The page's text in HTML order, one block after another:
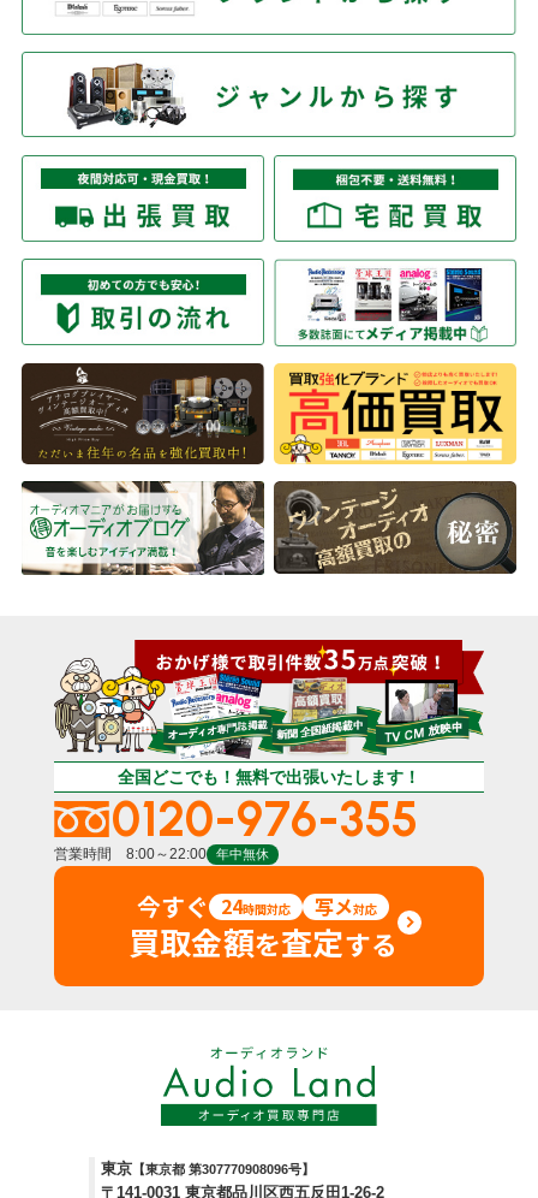
全国どこでも！無料で出張いたします！
0120-976-355
営業時間 8:00～22:00 年中無休
今すぐ 24時間対応 写メ対応
買取金額を査定する
東京 【東京都 第307770908096号】
〒141-0031 東京都品川区西五反田1-26-2